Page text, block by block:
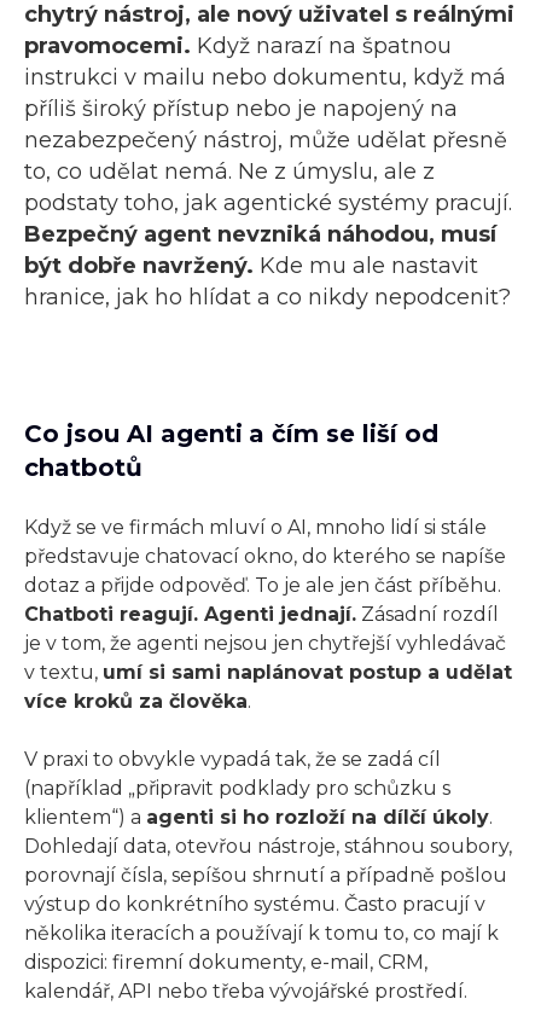
chytrý nástroj, ale nový uživatel s reálnými
pravomocemi. Když narazí na špatnou
instrukci v mailu nebo dokumentu, když má
příliš široký přístup nebo je napojený na
nezabezpečený nástroj, může udělat přesně
to, co udělat nemá. Ne z úmyslu, ale z
podstaty toho, jak agentické systémy pracují.
Bezpečný agent nevzniká náhodou, musí
být dobře navržený. Kde mu ale nastavit
hranice, jak ho hlídat a co nikdy nepodcenit?
Co jsou AI agenti a čím se liší od
chatbotů
Když se ve firmách mluví o AI, mnoho lidí si stále
představuje chatovací okno, do kterého se napíše
dotaz a přijde odpověď. To je ale jen část příběhu.
Chatboti reagují. Agenti jednají. Zásadní rozdíl
je v tom, že agenti nejsou jen chytřejší vyhledávač
v textu, umí si sami naplánovat postup a udělat
více kroků za člověka.
V praxi to obvykle vypadá tak, že se zadá cíl
(například „připravit podklady pro schůzku s
klientem“) a agenti si ho rozloží na dílčí úkoly.
Dohledají data, otevřou nástroje, stáhnou soubory,
porovnají čísla, sepíšou shrnutí a případně pošlou
výstup do konkrétního systému. Často pracují v
několika iteracích a používají k tomu to, co mají k
dispozici: firemní dokumenty, e-mail, CRM,
kalendář, API nebo třeba vývojářské prostředí.